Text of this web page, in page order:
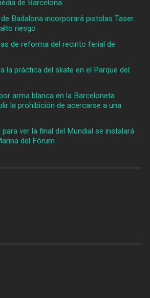
de Barcelona
de Badalona incorporará pistolas Taser
riesgo
de reforma del recinto ferial de
la práctica del skate en el Parque del
arma blanca en la Barceloneta
la prohibición de acercarse a una
para ver la final del Mundial se instalará
del Fòrum